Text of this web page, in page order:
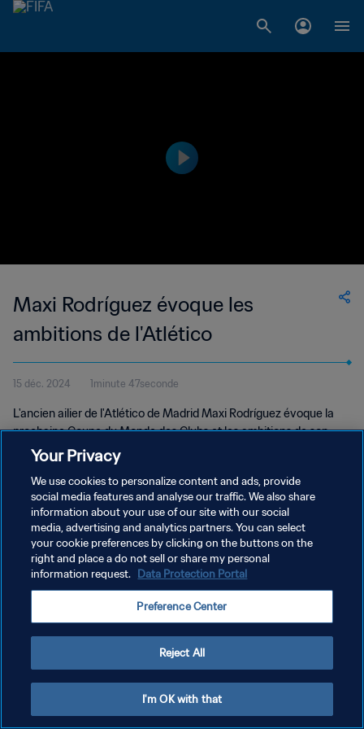
Maxi Rodríguez évoque les
ambitions de l'Atlético
15 déc. 2024 1minute 47seconde
L'ancien ailier de l'Atlético de Madrid Maxi Rodríguez évoque la
prochaine Coupe du Monde des Clubs et les ambitions de son
ancien club.
POLITIQUE DE CONFIDENTIALITÉ
CONDITIONS D'UTILISATION
GÉRER VOS PRÉFÉRENCES SUR LES COOKIES
Your Privacy
We use cookies to personalize content and ads, provide
social media features and analyse our traffic. We also share
information about your use of our site with our social
media, advertising and analytics partners. You can select
your cookie preferences by clicking on the buttons on the
right and place a do not sell or share my personal
information request. Data Protection Portal
Preference Center
Reject All
I'm OK with that